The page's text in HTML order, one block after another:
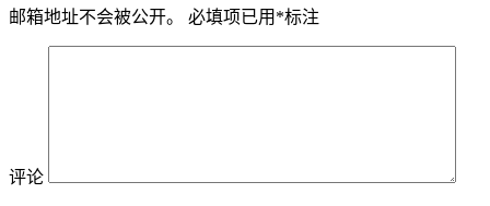
邮箱地址不会被公开。 必填项已用 *标注
评论